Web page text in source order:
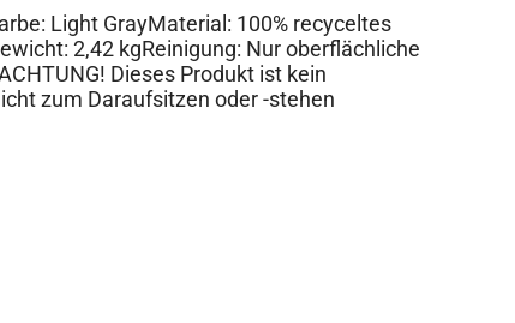
Light GrayMaterial: 100% recyceltes
2,42 kgReinigung: Nur oberflächliche
Dieses Produkt ist kein
zum Daraufsitzen oder -stehen